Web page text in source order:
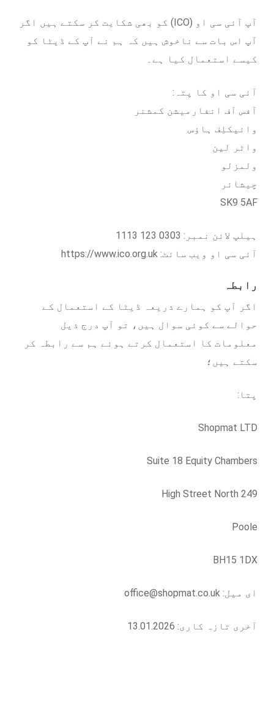
آپ آئی سی او (ICO) کو بھی شکایت کر سکتے ہیں اگر
آپ اس بات سے ناخوش ہیں کہ ہم نے آپ کے ڈیٹا کو
کیسے استعمال کیا ہے۔
آئی سی او کا پتہ:
آفس آف انفارمیشن کمشنر
وائیکلِف ہاؤس
واٹر لین
ولمزلو
چیشائر
SK9 5AF
ہیلپ لائن نمبر: 0303 123 1113
آئی سی او ویب سائٹ: https://www.ico.org.uk
رابطہ
اگر آپ کو ہمارے ذریعہ ڈیٹا کے استعمال کے
حوالے سے کوئی سوال ہیں، تو آپ درج ذیل
معلومات کا استعمال کرتے ہوئے ہم سے رابطہ کر
سکتے ہیں؛
پتا:
Shopmat LTD
Suite 18 Equity Chambers
249 High Street North
Poole
BH15 1DX
ای میل: office@shopmat.co.uk
آخری تازہ کاری: 13.01.2026